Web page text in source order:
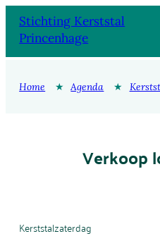
Ga
naar
inhoud
Stichting Kerststal
Princenhage
Home ★ Agenda ★
Verkoop
Kerststalzaterdag